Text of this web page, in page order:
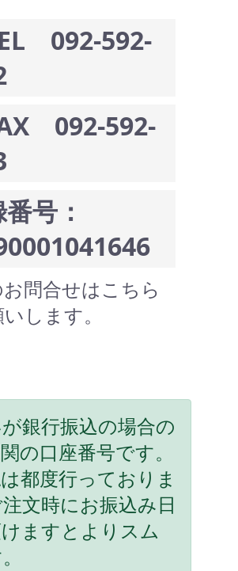
092-592-
092-592-
号：
問合せはこちら
します。
銀行振込の場合の
の口座番号です。
都度行っておりま
文時にお振込み日
ますとよりスム